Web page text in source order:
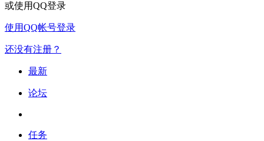
或使用QQ登录
使用QQ帐号登录
还没有注册？
最新
论坛
任务